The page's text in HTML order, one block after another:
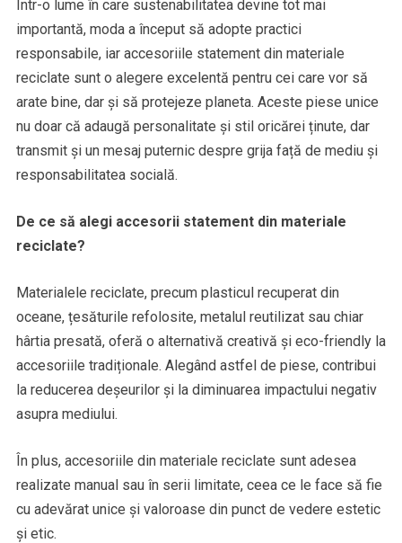
Într-o lume în care sustenabilitatea devine tot mai
importantă, moda a început să adopte practici
responsabile, iar accesoriile statement din materiale
reciclate sunt o alegere excelentă pentru cei care vor să
arate bine, dar și să protejeze planeta. Aceste piese unice
nu doar că adaugă personalitate și stil oricărei ținute, dar
transmit și un mesaj puternic despre grija față de mediu și
responsabilitatea socială.
De ce să alegi accesorii statement din materiale
reciclate?
Materialele reciclate, precum plasticul recuperat din
oceane, țesăturile refolosite, metalul reutilizat sau chiar
hârtia presată, oferă o alternativă creativă și eco-friendly la
accesoriile tradiționale. Alegând astfel de piese, contribui
la reducerea deșeurilor și la diminuarea impactului negativ
asupra mediului.
În plus, accesoriile din materiale reciclate sunt adesea
realizate manual sau în serii limitate, ceea ce le face să fie
cu adevărat unice și valoroase din punct de vedere estetic
și etic.